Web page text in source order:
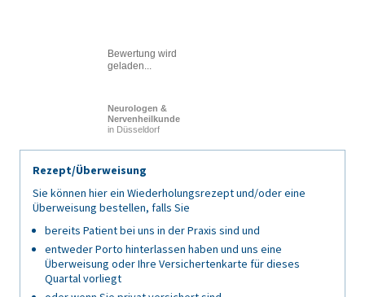
Bewertung wird
geladen...
Neurologen &
Nervenheilkunde
in Düsseldorf
Rezept/Überweisung
Sie können hier ein Wiederholungsrezept und/oder eine
Überweisung bestellen, falls Sie
bereits Patient bei uns in der Praxis sind und
entweder Porto hinterlassen haben und uns eine
Überweisung oder Ihre Versichertenkarte für dieses
Quartal vorliegt